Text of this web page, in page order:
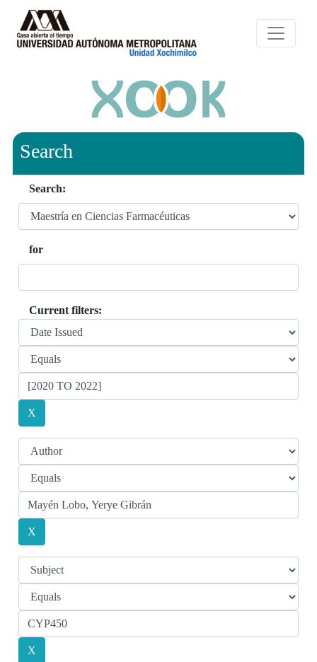
Search
Search:
for
Current filters: